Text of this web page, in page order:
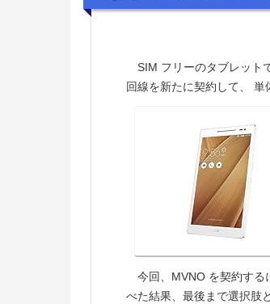
SIM フリーのタブレット
回線を新たに契約して、 単
今回、MVNO を契約する
べた結果、最後まで選択肢